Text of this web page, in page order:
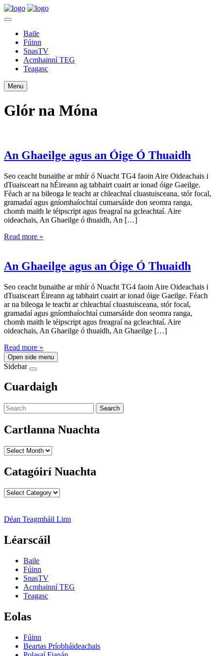
Baile
Fúinn
SnasTV
Acmhainní TEG
Teagasc
Menu
Glór na Móna
An Ghaeilge agus an Óige Ó Thuaidh
Seo ceacht bunaithe ar mhír ó Nuacht TG4 faoin Aire Oideachais i
dTuaisceart na hÉireann ag tabhairt cuairt ar ionad óige Gaeilge.
Féach ar na bileoga le teacht ar chleachtaí cluastuisceana, stór focal,
gramadaí agus gníomhaíochtaí cumarsáide don seomra ranga,
chomh maith le téipscript agus freagraí na gcleachtaí. Aire
oideachais, An Ghaeilge ó thuaidh, An […]
Read more »
An Ghaeilge agus an Óige Ó Thuaidh
Seo ceacht bunaithe ar mhír ó Nuacht TG4 faoin Aire Oideachais i
dTuaisceart Éireann ag tabhairt cuairt ar ionad óige Gaeilge. Féach
ar na bileoga le teacht ar chleachtaí cluastuisceana, stór focal,
gramadaí agus gníomhaíochtaí cumarsáide don seomra ranga,
chomh maith le téipscript agus freagraí na gcleachtaí. Aire
oideachais, An Ghaeilge ó thuaidh, An Ghaeilge […]
Read more »
Open side menu
Sidebar
Cuardaigh
Search
Cartlanna Nuachta
Cartlanna
Catagóirí Nuachta
Catagóirí
Déan Teagmháil Linn
Léarscáil
Baile
Fúinn
SnasTV
Acmhainní TEG
Teagasc
Eolas
Fúinn
Beartas Príobháideachais